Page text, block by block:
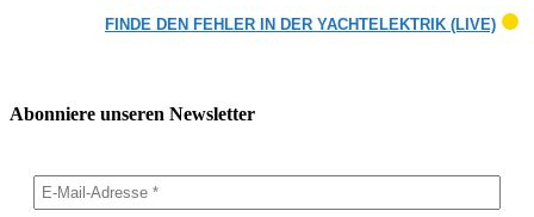
FINDE DEN FEHLER IN DER YACHTELEKTRIK (LIVE)
Abonniere unseren Newsletter